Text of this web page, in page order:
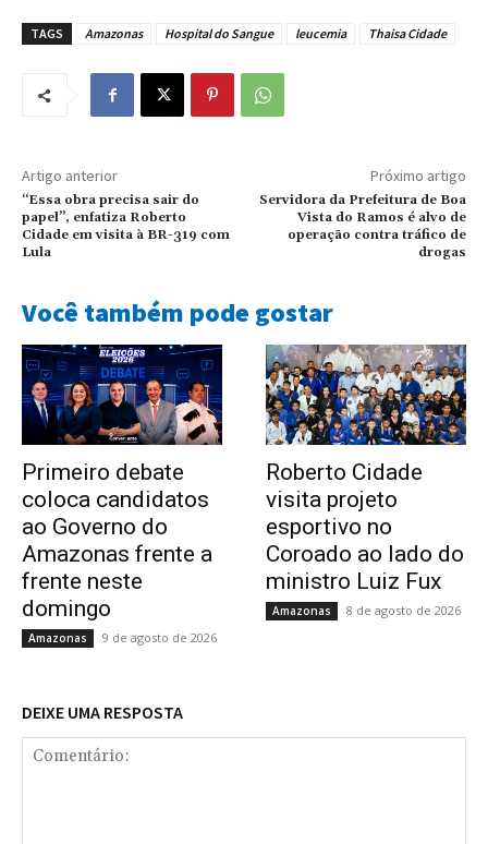
TAGS Amazonas Hospital do Sangue leucemia Thaisa Cidade
Artigo anterior
“Essa obra precisa sair do
papel”, enfatiza Roberto
Cidade em visita à BR-319 com
Lula
Próximo artigo
Servidora da Prefeitura de Boa
Vista do Ramos é alvo de
operação contra tráfico de
drogas
Você também pode gostar
Primeiro debate
coloca candidatos
ao Governo do
Amazonas frente a
frente neste
domingo
Amazonas 9 de agosto de 2026
Roberto Cidade
visita projeto
esportivo no
Coroado ao lado do
ministro Luiz Fux
Amazonas 8 de agosto de 2026
DEIXE UMA RESPOSTA